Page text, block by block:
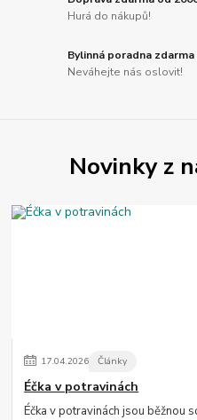
Hurá do nákupů!
Bylinná poradna zdarma
Neváhejte nás oslovit!
Novinky z
17.04.2026 Články
Éčka v potravinách
Éčka v potravinách jsou běžnou